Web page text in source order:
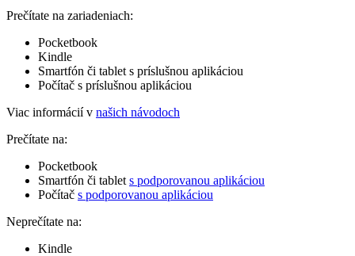
Prečítate na zariadeniach:
Pocketbook
Kindle
Smartfón či tablet s príslušnou aplikáciou
Počítač s príslušnou aplikáciou
Viac informácií v našich návodoch
Prečítate na:
Pocketbook
Smartfón či tablet s podporovanou aplikáciou
Počítač s podporovanou aplikáciou
Neprečítate na:
Kindle